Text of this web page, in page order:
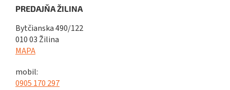
PREDAJŇA ŽILINA
Bytčianska 490/122
010 03 Žilina
MAPA
mobil:
0905 170 297